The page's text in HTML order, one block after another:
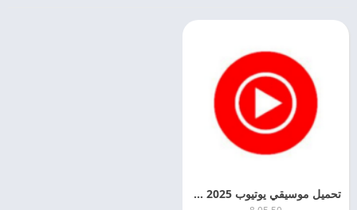
تحميل موسيقي يوتيوب 2025 Youtube Music اخر اصدار